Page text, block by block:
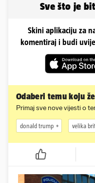
Sve što je
Skini aplikaciju za
komentiraj i budi
Odaberi temu koju
Primaj sve nove vijesti o
donald trump velika